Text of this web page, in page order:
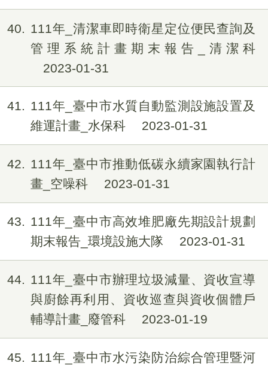
40
111年_清潔車即時衛星定位便民查詢及
管理系統計畫期末報告_清潔科
2023-01-31
41
111年_臺中市水質自動監測設施設置及
維運計畫_水保科
2023-01-31
42
111年_臺中市推動低碳永續家園執行計
畫_空噪科
2023-01-31
43
111年_臺中市高效堆肥廠先期設計規劃
期末報告_環境設施大隊
2023-01-31
44
111年_臺中市辦理垃圾減量、資收宣導
與廚餘再利用、資收巡查與資收個體戶
輔導計畫_廢管科
2023-01-19
45
111年_臺中市水污染防治綜合管理暨河